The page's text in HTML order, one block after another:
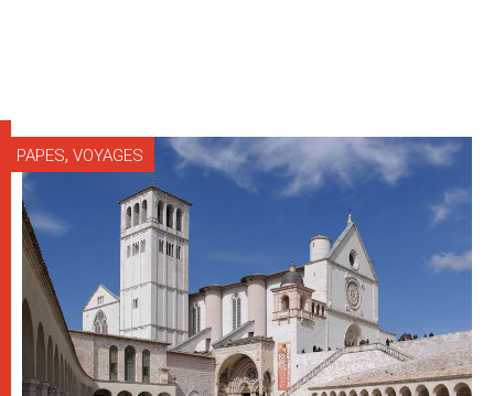
PAPES, VOYAGES